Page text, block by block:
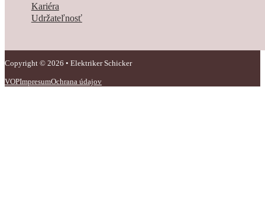
Kariéra
Udržateľnosť
Copyright © 2026 • Elektriker Schicker
VOPImpresumOchrana údajov